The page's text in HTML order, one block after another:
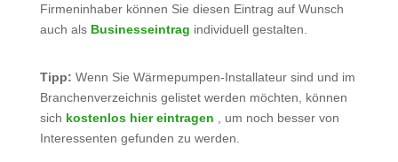
Firmeninhaber können Sie diesen Eintrag auf Wunsch
auch als Businesseintrag individuell gestalten.
Tipp: Wenn Sie Wärmepumpen-Installateur sind und im
Branchenverzeichnis gelistet werden möchten, können
sich kostenlos hier eintragen , um noch besser von
Interessenten gefunden zu werden.